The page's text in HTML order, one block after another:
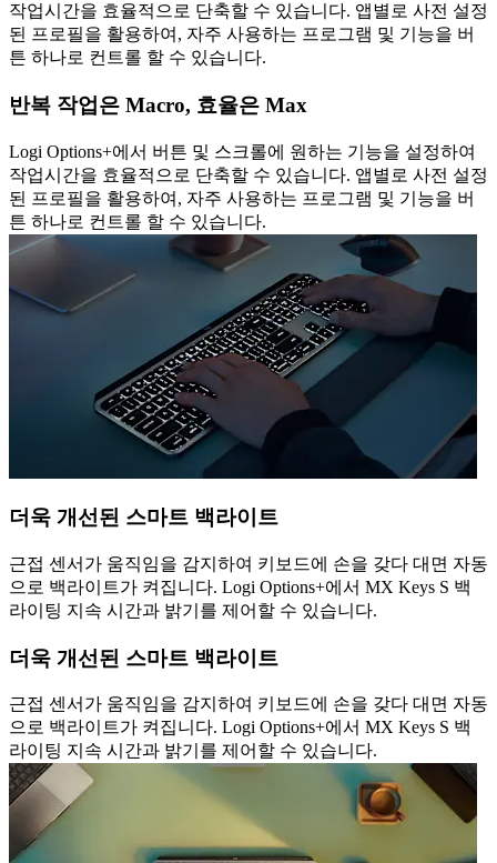
작업시간을 효율적으로 단축할 수 있습니다. 앱별로 사전 설정
된 프로필을 활용하여, 자주 사용하는 프로그램 및 기능을 버
튼 하나로 컨트롤 할 수 있습니다.
반복 작업은 Macro, 효율은 Max
Logi Options+에서 버튼 및 스크롤에 원하는 기능을 설정하여
작업시간을 효율적으로 단축할 수 있습니다. 앱별로 사전 설정
된 프로필을 활용하여, 자주 사용하는 프로그램 및 기능을 버
튼 하나로 컨트롤 할 수 있습니다.
더욱 개선된 스마트 백라이트
근접 센서가 움직임을 감지하여 키보드에 손을 갖다 대면 자동
으로 백라이트가 켜집니다. Logi Options+에서 MX Keys S 백
라이팅 지속 시간과 밝기를 제어할 수 있습니다.
더욱 개선된 스마트 백라이트
근접 센서가 움직임을 감지하여 키보드에 손을 갖다 대면 자동
으로 백라이트가 켜집니다. Logi Options+에서 MX Keys S 백
라이팅 지속 시간과 밝기를 제어할 수 있습니다.